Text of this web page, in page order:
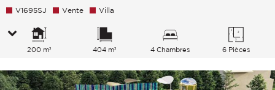
V1695SJ Vente Villa
200 m² 404 m² 4 Chambres 6 Pièces